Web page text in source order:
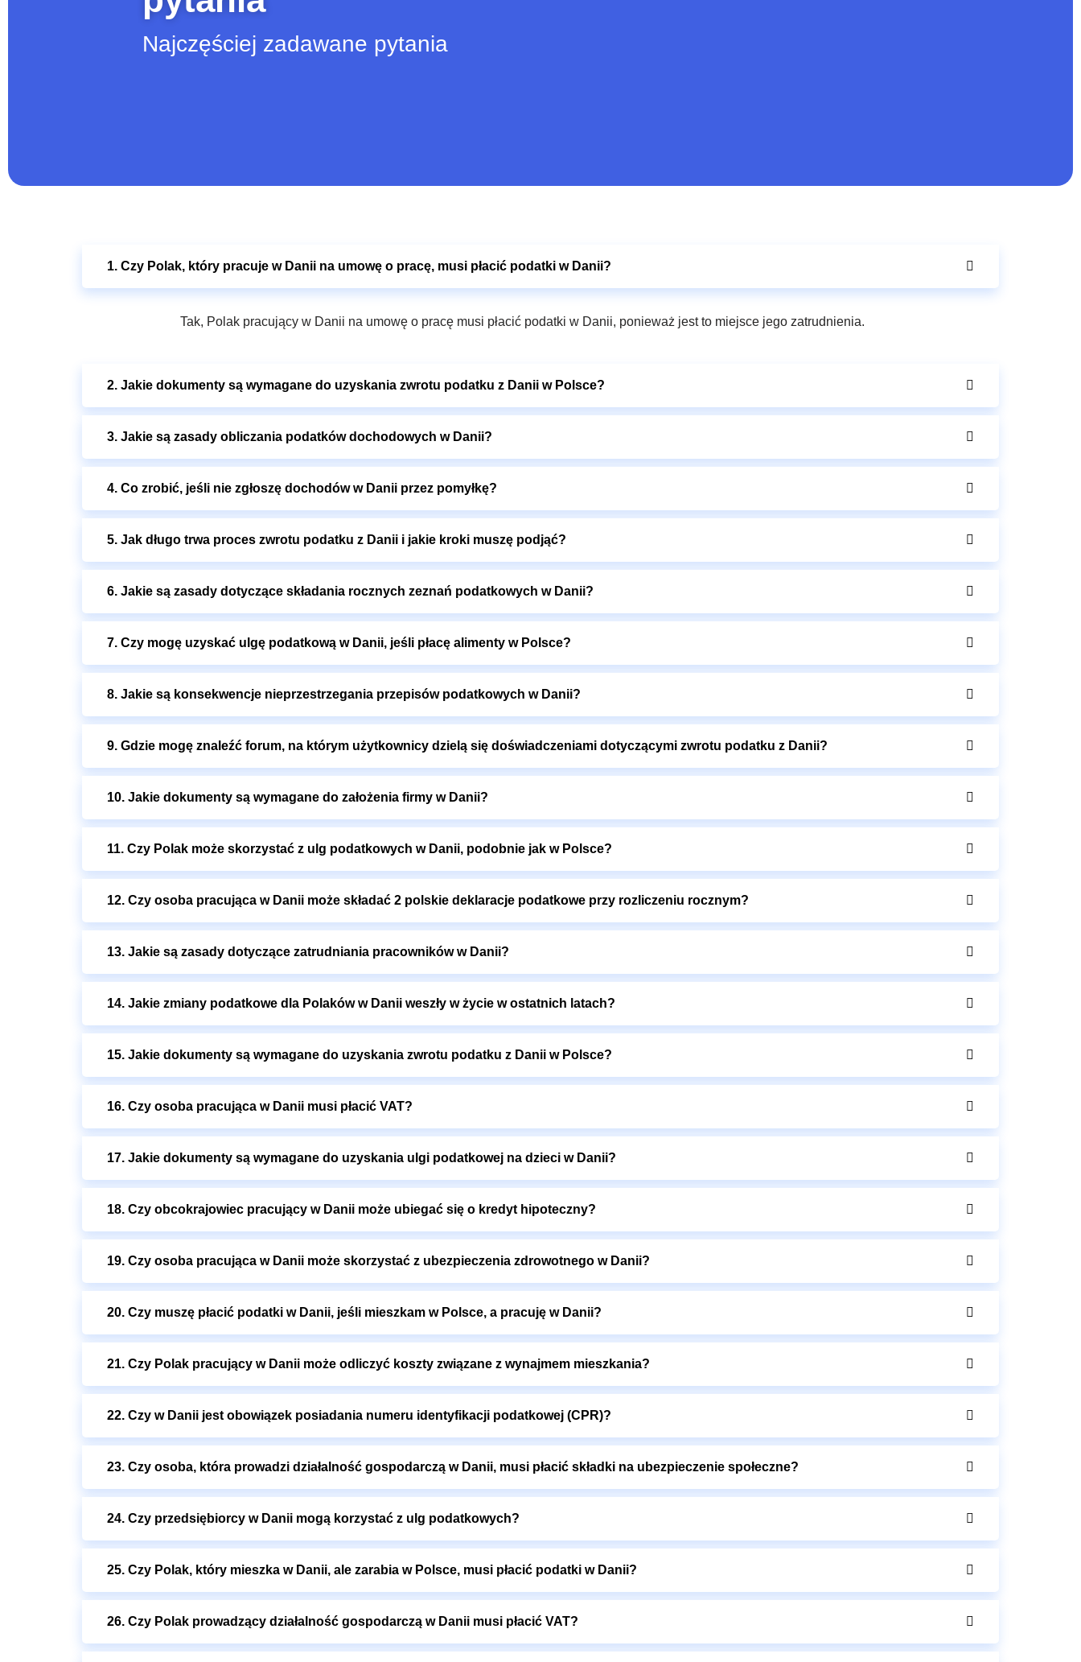
Najczęściej zadawane pytania
1. Czy Polak, który pracuje w Danii na umowę o pracę, musi płacić podatki w Danii?
Tak, Polak pracujący w Danii na umowę o pracę musi płacić podatki w Danii, ponieważ jest to miejsce jego zatrudnienia.
2. Jakie dokumenty są wymagane do uzyskania zwrotu podatku z Danii w Polsce?
3. Jakie są zasady obliczania podatków dochodowych w Danii?
4. Co zrobić, jeśli nie zgłoszę dochodów w Danii przez pomyłkę?
5. Jak długo trwa proces zwrotu podatku z Danii i jakie kroki muszę podjąć?
6. Jakie są zasady dotyczące składania rocznych zeznań podatkowych w Danii?
7. Czy mogę uzyskać ulgę podatkową w Danii, jeśli płacę alimenty w Polsce?
8. Jakie są konsekwencje nieprzestrzegania przepisów podatkowych w Danii?
9. Gdzie mogę znaleźć forum, na którym użytkownicy dzielą się doświadczeniami dotyczącymi zwrotu podatku z Danii?
10. Jakie dokumenty są wymagane do założenia firmy w Danii?
11. Czy Polak może skorzystać z ulg podatkowych w Danii, podobnie jak w Polsce?
12. Czy osoba pracująca w Danii może składać 2 polskie deklaracje podatkowe przy rozliczeniu rocznym?
13. Jakie są zasady dotyczące zatrudniania pracowników w Danii?
14. Jakie zmiany podatkowe dla Polaków w Danii weszły w życie w ostatnich latach?
15. Jakie dokumenty są wymagane do uzyskania zwrotu podatku z Danii w Polsce?
16. Czy osoba pracująca w Danii musi płacić VAT?
17. Jakie dokumenty są wymagane do uzyskania ulgi podatkowej na dzieci w Danii?
18. Czy obcokrajowiec pracujący w Danii może ubiegać się o kredyt hipoteczny?
19. Czy osoba pracująca w Danii może skorzystać z ubezpieczenia zdrowotnego w Danii?
20. Czy muszę płacić podatki w Danii, jeśli mieszkam w Polsce, a pracuję w Danii?
21. Czy Polak pracujący w Danii może odliczyć koszty związane z wynajmem mieszkania?
22. Czy w Danii jest obowiązek posiadania numeru identyfikacji podatkowej (CPR)?
23. Czy osoba, która prowadzi działalność gospodarczą w Danii, musi płacić składki na ubezpieczenie społeczne?
24. Czy przedsiębiorcy w Danii mogą korzystać z ulg podatkowych?
25. Czy Polak, który mieszka w Danii, ale zarabia w Polsce, musi płacić podatki w Danii?
26. Czy Polak prowadzący działalność gospodarczą w Danii musi płacić VAT?